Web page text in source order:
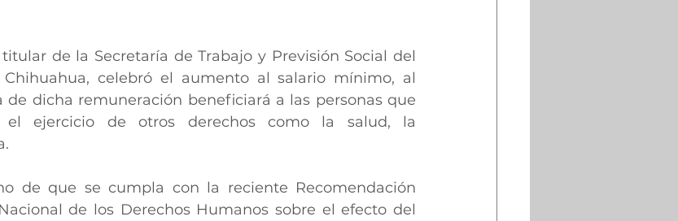
de la Secretaría de Trabajo y Previsión Social del
celebró el aumento al salario mínimo, al
de dicha remuneración beneficiará a las personas que
el ejercicio de otros derechos como la salud, la
de que se cumpla con la reciente Recomendación
de los Derechos Humanos sobre el efecto del